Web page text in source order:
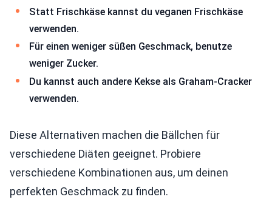
Statt Frischkäse kannst du veganen Frischkäse
verwenden.
Für einen weniger süßen Geschmack, benutze
weniger Zucker.
Du kannst auch andere Kekse als Graham-Cracker
verwenden.
Diese Alternativen machen die Bällchen für
verschiedene Diäten geeignet. Probiere
verschiedene Kombinationen aus, um deinen
perfekten Geschmack zu finden.